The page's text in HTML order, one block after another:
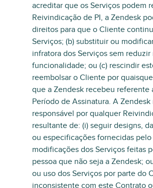
acreditar que os Serviços podem
Reivindicação de PI, a Zendesk
direitos para que o Cliente
Serviços; (b) substituir ou
infratora dos Serviços sem
funcionalidade; ou (c) rescindir
reembolsar o Cliente por
que a Zendesk recebeu referente
Período de Assinatura. A Zendesk
responsável por qualquer
resultante de: (i) seguir designs,
ou especificações fornecidas
modificações dos Serviços feitas
pessoa que não seja a Zendesk;
ou uso dos Serviços por parte do
inconsistente com este Contrato